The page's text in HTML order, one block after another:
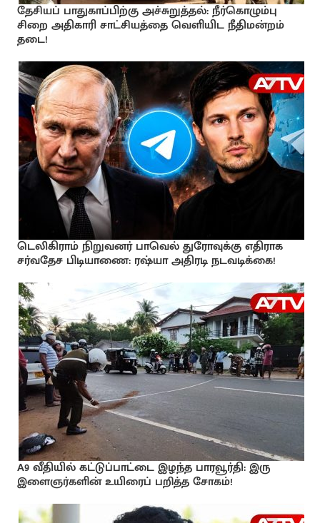
தேசியப் பாதுகாப்பிற்கு அச்சுறுத்தல்: நீர்கொழும்பு
சிறை அதிகாரி சாட்சியத்தை வெளியிட நீதிமன்றம்
தடை!
டெலிகிராம் நிறுவனர் பாவெல் துரோவுக்கு எதிராக
சர்வதேச பிடியாணை: ரஷ்யா அதிரடி நடவடிக்கை!
A9 வீதியில் கட்டுப்பாட்டை இழந்த பாரவூர்தி: இரு
இளைஞர்களின் உயிரைப் பறித்த சோகம்!